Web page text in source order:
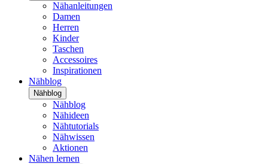
Nähanleitungen
Damen
Herren
Kinder
Taschen
Accessoires
Inspirationen
Nähblog
Nähblog
Nähblog
Nähideen
Nähtutorials
Nähwissen
Aktionen
Nähen lernen